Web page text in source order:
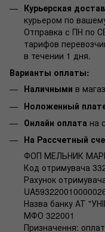
Курьерская
курьером по
Отправка с ПН по
тарифов
в течении 1 дня.
Варианты оплаты:
Наличными в
Ноложенный
Онлайн оплата на
На Рассчетный
ФОП МЕЛЬНИК
Код отримувача
Рахунок
Назва банку АТ
МФО 322001
Призначення: